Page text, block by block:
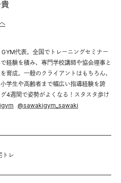
代表。全国でトレーニングセミナー
経験を積み、専門学校講師や協会理事と
育成。一般のクライアントはもちろん、
学生や高齢者まで幅広い指導経験を誇
4週間で姿勢がよくなる！スタスタ歩け
@sawakigym_sawaki
トレ